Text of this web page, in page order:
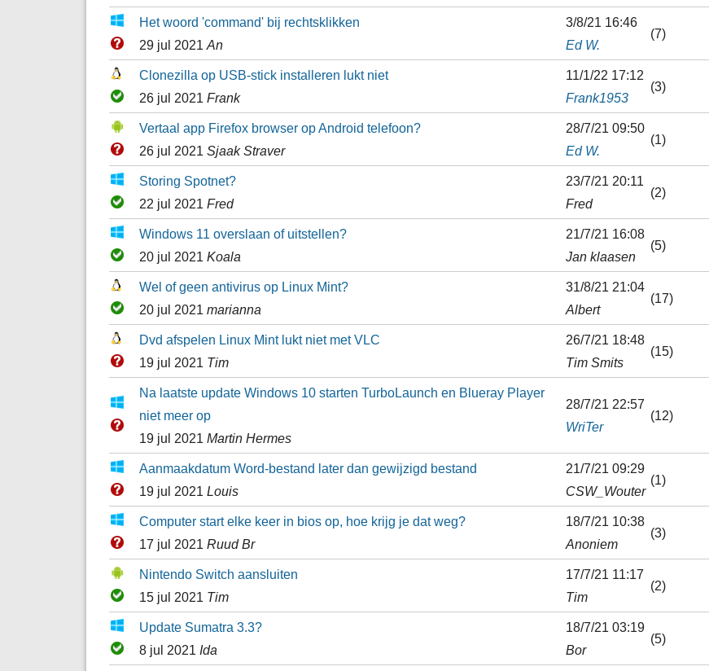
Het woord 'command' bij rechtsklikken
29 jul 2021 An
3/8/21 16:46
Ed W.
(7)
Clonezilla op USB-stick installeren lukt niet
26 jul 2021 Frank
11/1/22 17:12
Frank1953
(3)
Vertaal app Firefox browser op Android telefoon?
26 jul 2021 Sjaak Straver
28/7/21 09:50
Ed W.
(1)
Storing Spotnet?
22 jul 2021 Fred
23/7/21 20:11
Fred
(2)
Windows 11 overslaan of uitstellen?
20 jul 2021 Koala
21/7/21 16:08
Jan klaasen
(5)
Wel of geen antivirus op Linux Mint?
20 jul 2021 marianna
31/8/21 21:04
Albert
(17)
Dvd afspelen Linux Mint lukt niet met VLC
19 jul 2021 Tim
26/7/21 18:48
Tim Smits
(15)
Na laatste update Windows 10 starten TurboLaunch en Blueray Player
niet meer op
19 jul 2021 Martin Hermes
28/7/21 22:57
WriTer
(12)
Aanmaakdatum Word-bestand later dan gewijzigd bestand
19 jul 2021 Louis
21/7/21 09:29
CSW_Wouter
(1)
Computer start elke keer in bios op, hoe krijg je dat weg?
17 jul 2021 Ruud Br
18/7/21 10:38
Anoniem
(3)
Nintendo Switch aansluiten
15 jul 2021 Tim
17/7/21 11:17
Tim
(2)
Update Sumatra 3.3?
8 jul 2021 Ida
18/7/21 03:19
Bor
(5)